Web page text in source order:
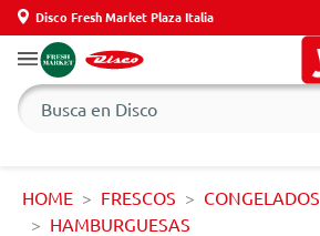
Disco Fresh Market Plaza Italia
HOME FRESCOS
CONGELADOS
HAMBURGUESAS